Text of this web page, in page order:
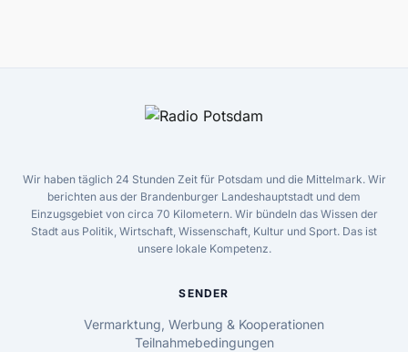
Wir haben täglich 24 Stunden Zeit für Potsdam und die Mittelmark. Wir
berichten aus der Brandenburger Landeshauptstadt und dem
Einzugsgebiet von circa 70 Kilometern. Wir bündeln das Wissen der
Stadt aus Politik, Wirtschaft, Wissenschaft, Kultur und Sport. Das ist
unsere lokale Kompetenz.
SENDER
Vermarktung, Werbung & Kooperationen
Teilnahmebedingungen